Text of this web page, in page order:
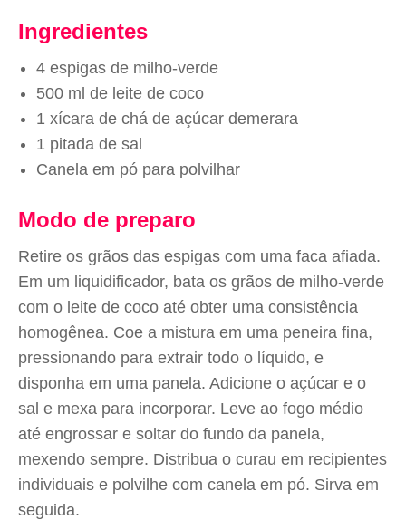
Ingredientes
4 espigas de milho-verde
500 ml de leite de coco
1 xícara de chá de açúcar demerara
1 pitada de sal
Canela em pó para polvilhar
Modo de preparo
Retire os grãos das espigas com uma faca afiada.
Em um liquidificador, bata os grãos de milho-verde
com o leite de coco até obter uma consistência
homogênea. Coe a mistura em uma peneira fina,
pressionando para extrair todo o líquido, e
disponha em uma panela. Adicione o açúcar e o
sal e mexa para incorporar. Leve ao fogo médio
até engrossar e soltar do fundo da panela,
mexendo sempre. Distribua o curau em recipientes
individuais e polvilhe com canela em pó. Sirva em
seguida.